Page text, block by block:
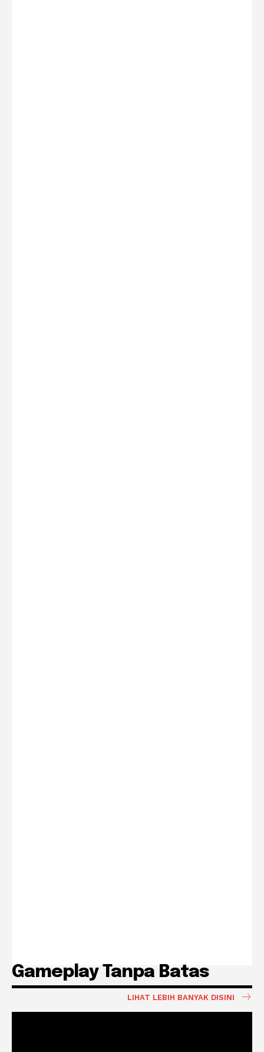
Gameplay Tanpa Batas
LIHAT LEBIH BANYAK DISINI